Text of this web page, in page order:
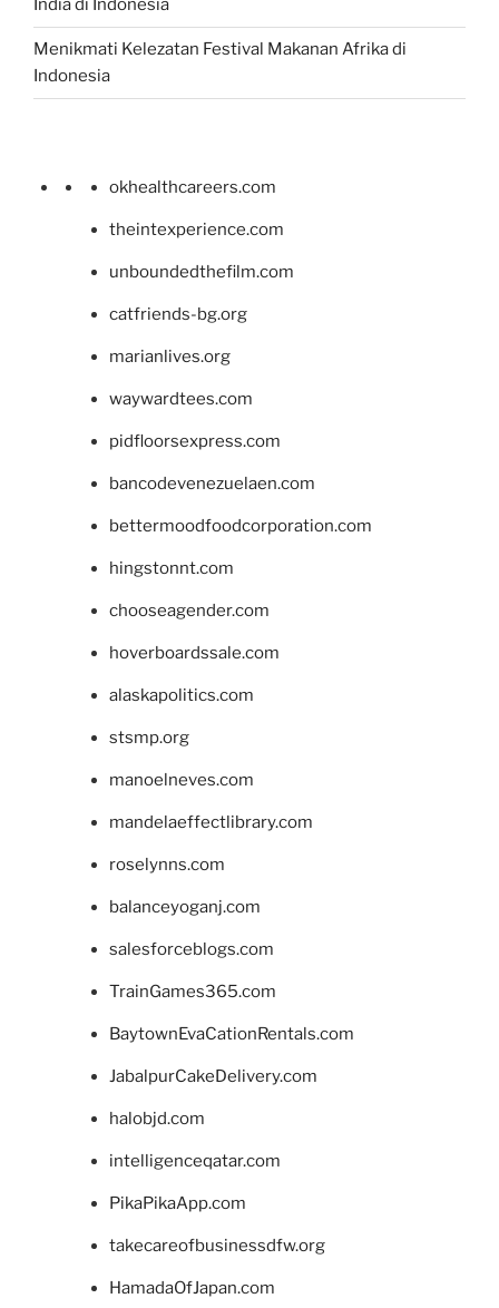
India di Indonesia
Menikmati Kelezatan Festival Makanan Afrika di
Indonesia
okhealthcareers.com
theintexperience.com
unboundedthefilm.com
catfriends-bg.org
marianlives.org
waywardtees.com
pidfloorsexpress.com
bancodevenezuelaen.com
bettermoodfoodcorporation.com
hingstonnt.com
chooseagender.com
hoverboardssale.com
alaskapolitics.com
stsmp.org
manoelneves.com
mandelaeffectlibrary.com
roselynns.com
balanceyoganj.com
salesforceblogs.com
TrainGames365.com
BaytownEvaCationRentals.com
JabalpurCakeDelivery.com
halobjd.com
intelligenceqatar.com
PikaPikaApp.com
takecareofbusinessdfw.org
HamadaOfJapan.com